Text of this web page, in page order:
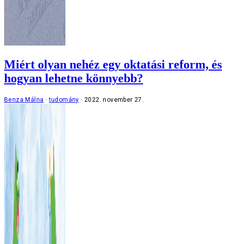
Miért olyan nehéz egy oktatási reform, és
hogyan lehetne könnyebb?
Benza Málna tudomány 2022. november 27.